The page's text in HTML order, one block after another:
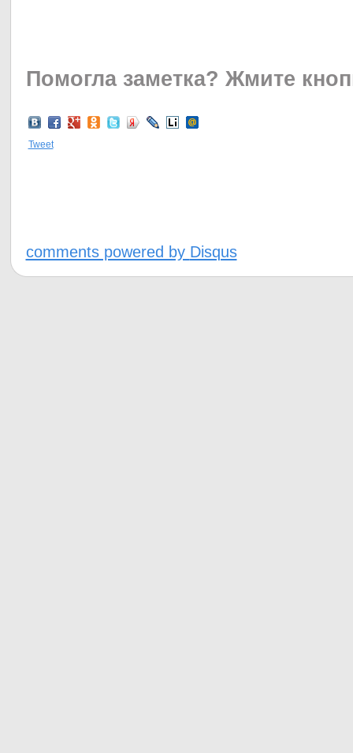
Помогла заметка? Жмите
Tweet
comments powered by Disqus